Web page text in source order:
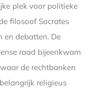
plek voor politieke
filosoof Socrates
en debatten. De
raad bijeenkwam
de rechtbanken
religieus